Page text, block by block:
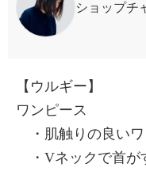
ショップチ
【ウルギー】
ワンピース
・肌触りの良いワ
・Vネックで首が